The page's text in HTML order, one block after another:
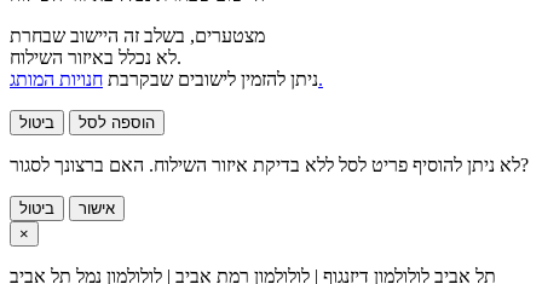
מצטערים, בשלב זה היישוב שבחרת
לא נכלל באיזור השילוח.
ניתן להזמין לישובים שבקרבתחנויות המותג.
ביטול הוספה לסל
לא ניתן להוסיף פריט לסל ללא בדיקת איזור השילוח. האם ברצונך לסגור?
ביטול
אישור
×
תל אביב לולולמון דיזנגוף | לולולמון רמת אביב | לולולמון נמל תל אביב